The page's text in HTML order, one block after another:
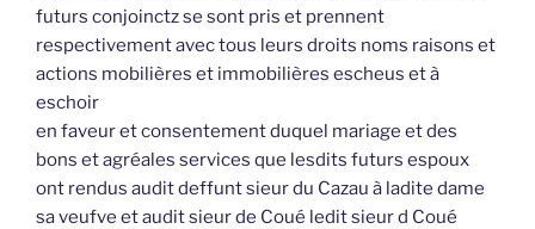
futurs conjoinctz se sont pris et prennent
respectivement avec tous leurs droits noms raisons et
actions mobilières et immobilières escheus et à
eschoir
en faveur et consentement duquel mariage et des
bons et agréales services que lesdits futurs espoux
ont rendus audit deffunt sieur du Cazau à ladite dame
sa veufve et audit sieur de Coué ledit sieur d Coué